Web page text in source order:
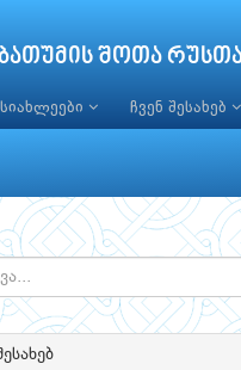
შოთა
სიახლეები ჩვენ შესახებ